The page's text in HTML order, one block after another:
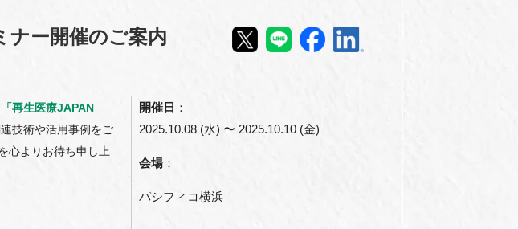
ナー開催のご案内
「再生医療JAPAN
技術や活用事例をご
心よりお待ち申し上
開催日 ：
2025.10.08 (水) 〜 2025.10.10 (金)
会場：
パシフィコ横浜